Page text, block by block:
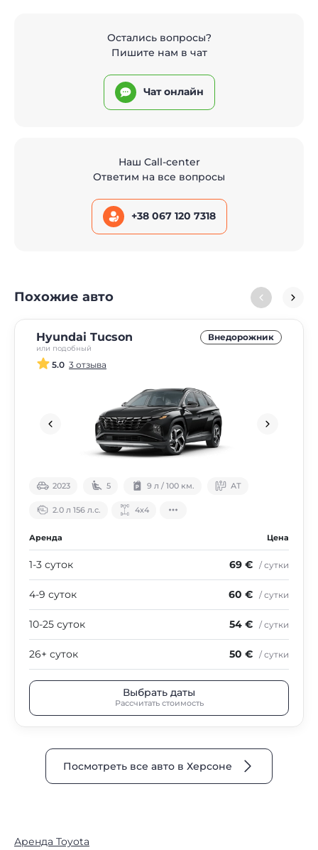
Остались вопросы?
Пишите нам в чат
Чат онлайн
Наш Call-center
Ответим на все вопросы
+38 067 120 7318
Похожие авто
Hyundai Tucson
или подобный
Внедорожник
5.0 3 отзыва
2023 5 9 л / 100 км. АТ
2.0 л 156 л.с. 4х4
Аренда Цена
1-3 суток 69 € / сутки
4-9 суток 60 € / сутки
10-25 суток 54 € / сутки
26+ суток 50 € / сутки
Выбрать даты
Рассчитать стоимость
Посмотреть все авто в Херсоне
Аренда Toyota